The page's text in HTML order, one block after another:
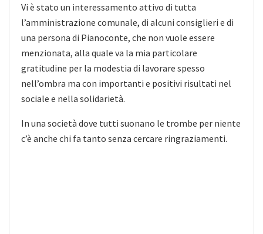
Vi è stato un interessamento attivo di tutta
l’amministrazione comunale, di alcuni consiglieri e di
una persona di Pianoconte, che non vuole essere
menzionata, alla quale va la mia particolare
gratitudine per la modestia di lavorare spesso
nell’ombra ma con importanti e positivi risultati nel
sociale e nella solidarietà.
In una società dove tutti suonano le trombe per niente
c’è anche chi fa tanto senza cercare ringraziamenti.